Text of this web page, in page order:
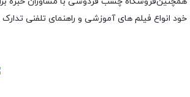
خود انواع فیلم های آموزشی و راهنمای تلفنی